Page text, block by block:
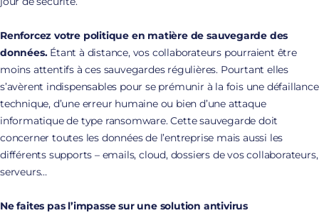
Renforcez votre politique en matière de sauvegarde des
données. Étant à distance, vos collaborateurs pourraient être
moins attentifs à ces sauvegardes régulières. Pourtant elles
s’avèrent indispensables pour se prémunir à la fois une défaillance
technique, d’une erreur humaine ou bien d’une attaque
informatique de type ransomware. Cette sauvegarde doit
concerner toutes les données de l’entreprise mais aussi les
différents supports – emails, cloud, dossiers de vos collaborateurs,
serveurs…
Ne faites pas l’impasse sur une solution antivirus